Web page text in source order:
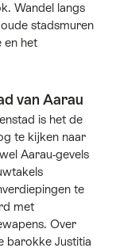
Wandel langs
stadsmuren
en het
van Aarau
is het de
te kijken naar
Aarau-gevels
te
met
Over
barokke Justitia